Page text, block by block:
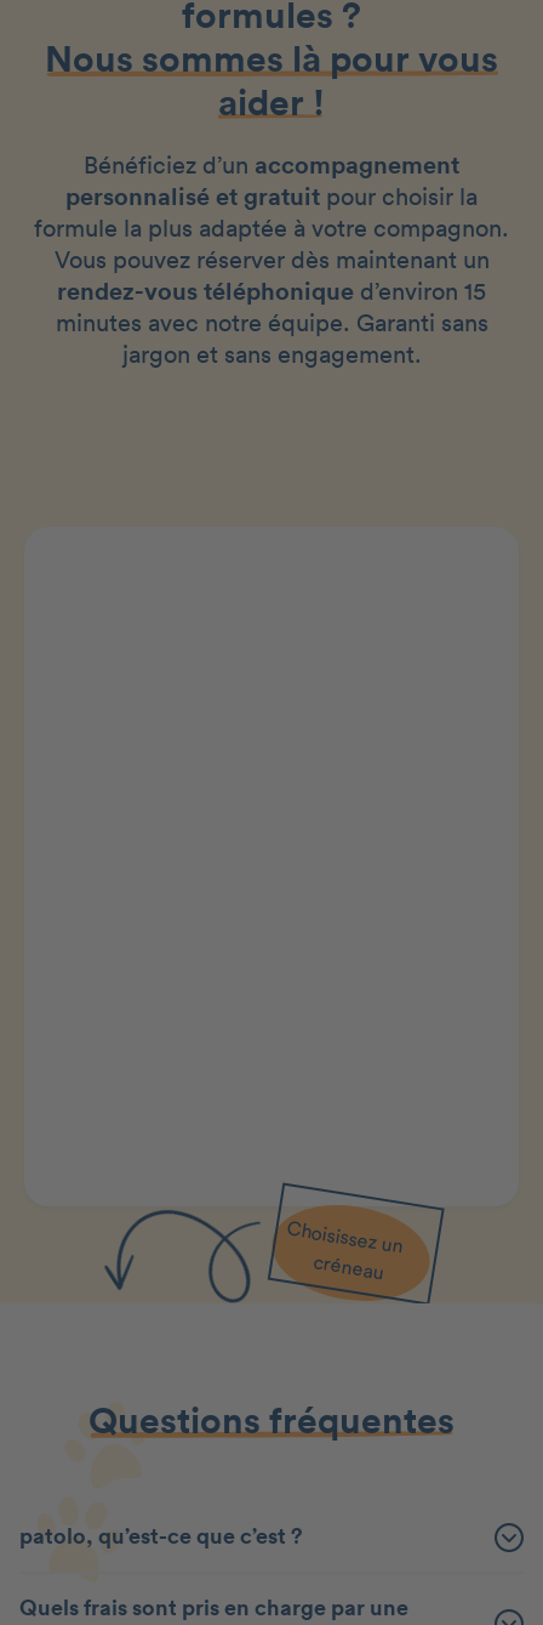
formules ?
Nous sommes là pour vous
aider !
Bénéficiez d’un accompagnement
personnalisé et gratuit pour choisir la
formule la plus adaptée à votre compagnon.
Vous pouvez réserver dès maintenant un
rendez-vous téléphonique d’environ 15
minutes avec notre équipe. Garanti sans
jargon et sans engagement.
Choisissez un
créneau
Questions fréquentes
patolo, qu’est-ce que c’est ?
Quels frais sont pris en charge par une